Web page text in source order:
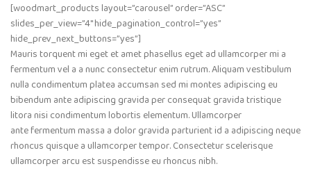
[woodmart_products layout=”carousel” order=”ASC”
slides_per_view=”4″ hide_pagination_control=”yes”
hide_prev_next_buttons=”yes”]
Mauris torquent mi eget et amet phasellus eget ad ullamcorper mi a
fermentum vel a a nunc consectetur enim rutrum. Aliquam vestibulum
nulla condimentum platea accumsan sed mi montes adipiscing eu
bibendum ante adipiscing gravida per consequat gravida tristique
litora nisi condimentum lobortis elementum. Ullamcorper
ante fermentum massa a dolor gravida parturient id a adipiscing neque
rhoncus quisque a ullamcorper tempor. Consectetur scelerisque
ullamcorper arcu est suspendisse eu rhoncus nibh.